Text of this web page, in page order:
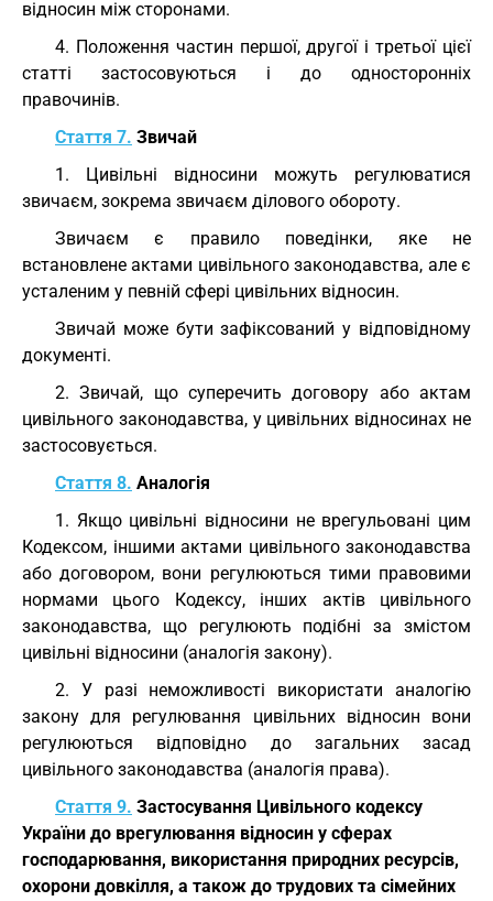
відносин між сторонами.
4. Положення частин першої, другої і третьої цієї
статті застосовуються і до односторонніх
правочинів.
Стаття 7. Звичай
1. Цивільні відносини можуть регулюватися
звичаєм, зокрема звичаєм ділового обороту.
Звичаєм є правило поведінки, яке не
встановлене актами цивільного законодавства, але є
усталеним у певній сфері цивільних відносин.
Звичай може бути зафіксований у відповідному
документі.
2. Звичай, що суперечить договору або актам
цивільного законодавства, у цивільних відносинах не
застосовується.
Стаття 8. Аналогія
1. Якщо цивільні відносини не врегульовані цим
Кодексом, іншими актами цивільного законодавства
або договором, вони регулюються тими правовими
нормами цього Кодексу, інших актів цивільного
законодавства, що регулюють подібні за змістом
цивільні відносини (аналогія закону).
2. У разі неможливості використати аналогію
закону для регулювання цивільних відносин вони
регулюються відповідно до загальних засад
цивільного законодавства (аналогія права).
Стаття 9. Застосування Цивільного кодексу
України до врегулювання відносин у сферах
господарювання, використання природних ресурсів,
охорони довкілля, а також до трудових та сімейних